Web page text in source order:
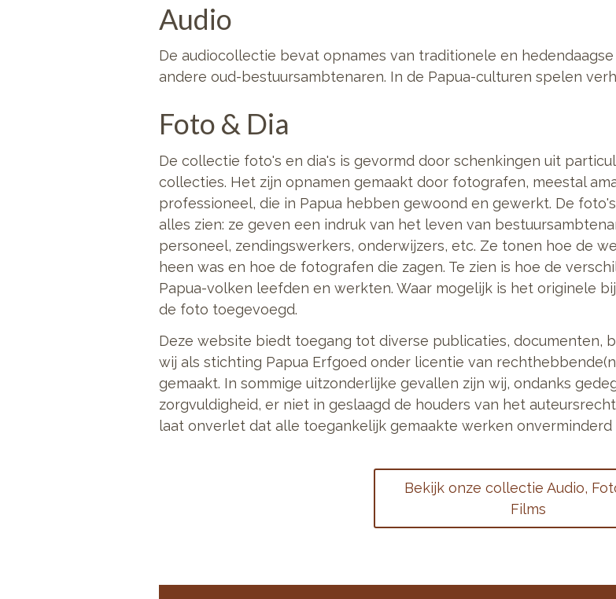
Audio
De audiocollectie bevat opnames van traditionele en
andere oud-bestuursambtenaren. In de Papua-culturen spelen
Foto & Dia
De collectie foto's en dia's is gevormd door schenkingen uit
collecties. Het zijn opnamen gemaakt door fotografen, meestal
professioneel, die in Papua hebben gewoond en gewerkt. De
alles zien: ze geven een indruk van het leven van
personeel, zendingswerkers, onderwijzers, etc. Ze tonen hoe de
heen was en hoe de fotografen die zagen. Te zien is hoe de
Papua-volken leefden en werkten. Waar mogelijk is het originele
de foto toegevoegd.
Deze website biedt toegang tot diverse publicaties, documenten,
wij als stichting Papua Erfgoed onder licentie van
gemaakt. In sommige uitzonderlijke gevallen zijn wij, ondanks
zorgvuldigheid, er niet in geslaagd de houders van het
laat onverlet dat alle toegankelijk gemaakte werken
Bekijk onze collectie Audio,
Films